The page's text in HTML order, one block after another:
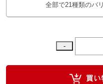
全部で21種類のバ